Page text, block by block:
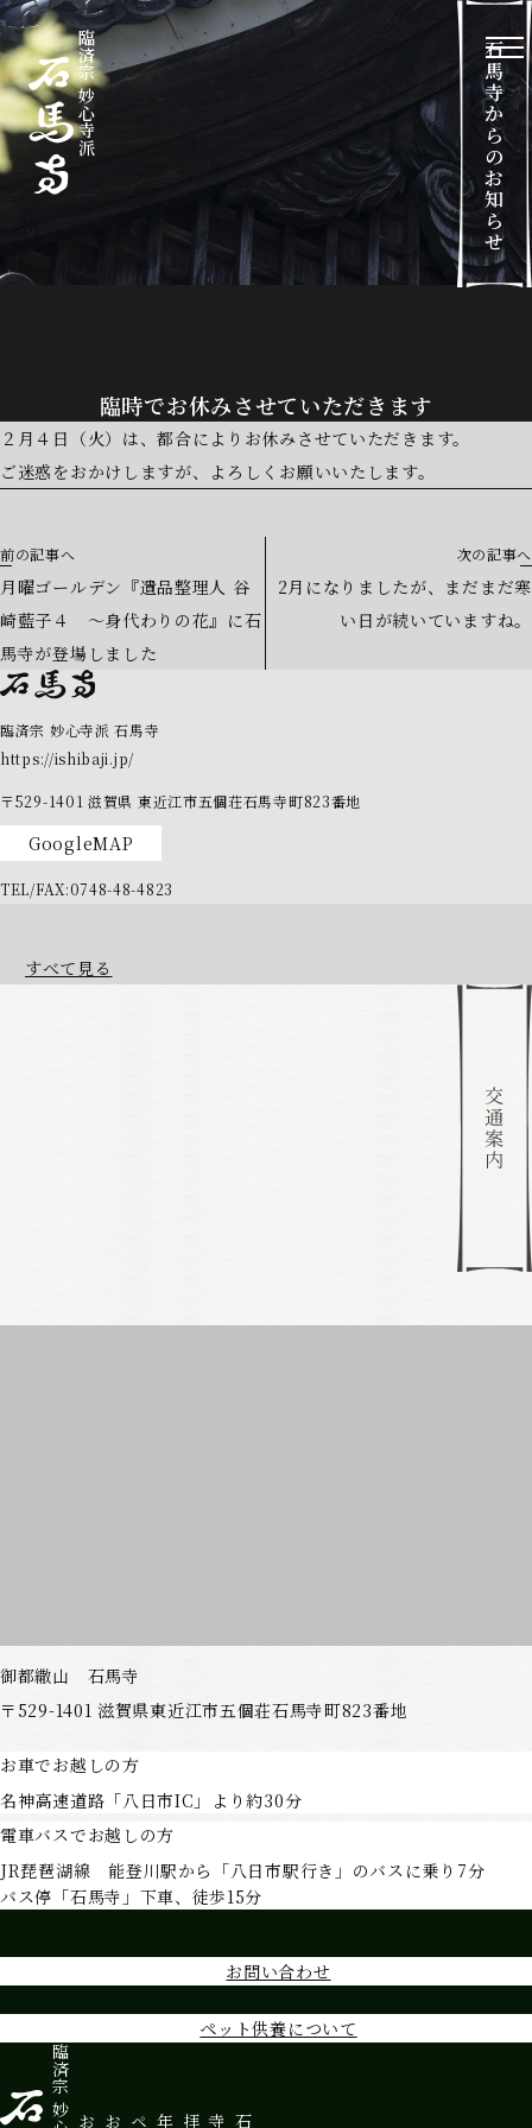
臨済宗 妙心寺派 メ
石
馬
寺
か
ら
の
お
知
ら
せ
臨時でお休みさせていただきます
２月４日（火）は、都合によりお休みさせていただきます。
ご迷惑をおかけしますが、よろしくお願いいたします。
前の記事へ
月曜ゴールデン『遺品整理人 谷
崎藍子４ ～身代わりの花』に石
馬寺が登場しました
次の記事へ
2月になりましたが、まだまだ寒
い日が続いていますね。
臨済宗 妙心寺派 石馬寺
https://ishibaji.jp/
〒529-1401 滋賀県 東近江市五個荘石馬寺町823番地
GoogleMAP
TEL/FAX:0748-48-4823
すべて見る
御都繖山 石馬寺
〒529-1401 滋賀県東近江市五個荘石馬寺町823番地
お車でお越しの方
名神高速道路「八日市IC」より約30分
電車バスでお越しの方
JR琵琶湖線 能登川駅から「八日市駅行き」のバスに乗り7分
バス停「石馬寺」下車、徒歩15分
お問い合わせ
ペット供養について